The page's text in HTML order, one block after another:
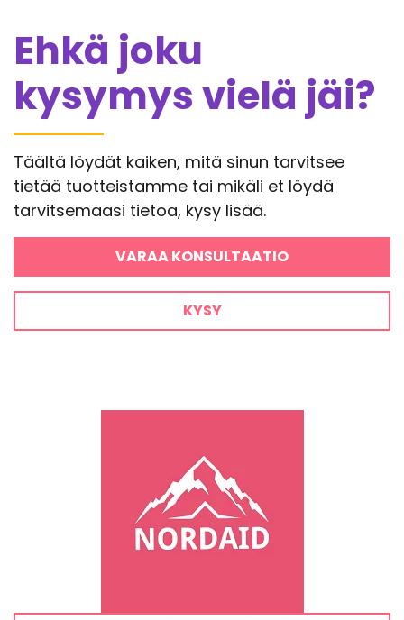
Ehkä joku
kysymys vielä jäi?
Täältä löydät kaiken, mitä sinun tarvitsee
tietää tuotteistamme tai mikäli et löydä
tarvitsemaasi tietoa, kysy lisää.
VARAA KONSULTAATIO
KYSY